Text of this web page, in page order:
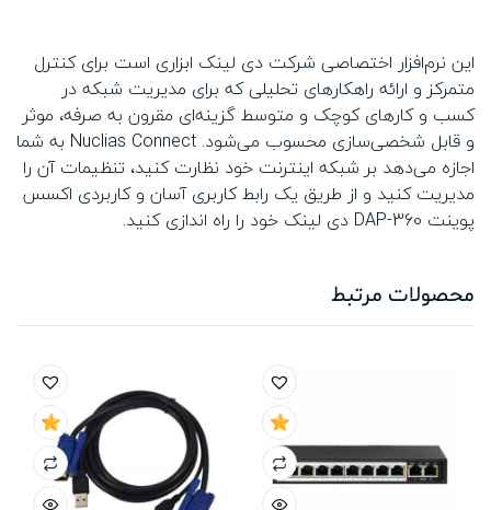
این نرم‌افزار اختصاصی شرکت دی لینک ابزاری است برای کنترل
متمرکز و ارائه راهکارهای تحلیلی که برای مدیریت شبکه در
کسب و کارهای کوچک و متوسط گزینه‌ای مقرون به صرفه، موثر
و قابل شخصی‌سازی محسوب می‌شود. Nuclias Connect به شما
اجازه می‌دهد بر شبکه اینترنت خود نظارت کنید، تنظیمات آن را
مدیریت کنید و از طریق یک رابط کاربری آسان و کاربردی اکسس
پوینت DAP-360 دی لینک خود را راه اندازی کنید.
محصولات مرتبط